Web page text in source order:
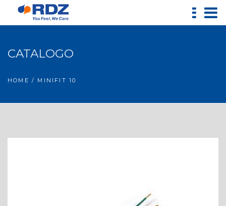
CATALOGO
HOME / MINIFIT 10